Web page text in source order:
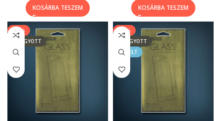
KOSÁRBA TESZEM KOSÁRBA TESZEM
-50%
ELFOGYOTT
-14%
ELFOGYOTT
KIEMELT